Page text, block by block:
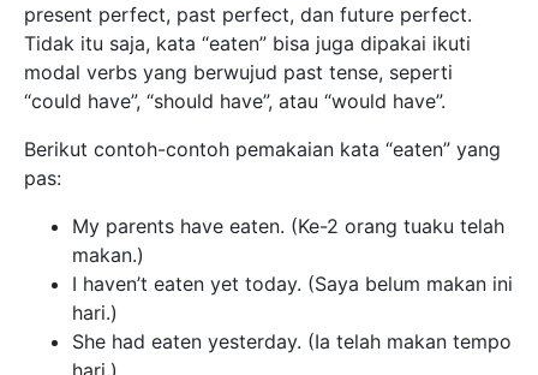
present perfect, past perfect, dan future perfect.
Tidak itu saja, kata “eaten” bisa juga dipakai ikuti
modal verbs yang berwujud past tense, seperti
“could have”, “should have”, atau “would have”.
Berikut contoh-contoh pemakaian kata “eaten” yang
pas:
My parents have eaten. (Ke-2 orang tuaku telah
makan.)
I haven’t eaten yet today. (Saya belum makan ini
hari.)
She had eaten yesterday. (Ia telah makan tempo